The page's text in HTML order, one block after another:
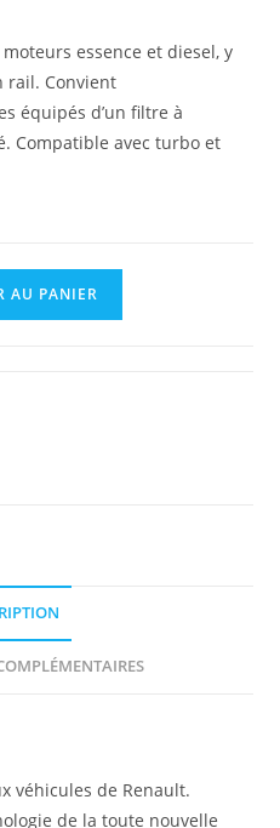
essence et diesel, y
rail. Convient
équipés d’un filtre à
Compatible avec turbo et
AU PANIER
véhicules de Renault.
de la toute nouvelle